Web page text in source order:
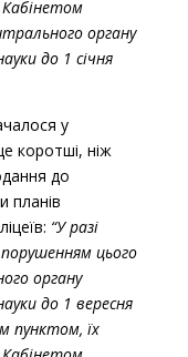
органу
до 1 січня
у
коротші, ніж
до
планів
“У разі
цього
органу
до 1 вересня
пунктом, їх